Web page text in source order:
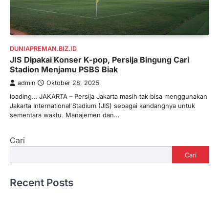
DUNIAPREMAN.BIZ.ID
JIS Dipakai Konser K-pop, Persija Bingung Cari
Stadion Menjamu PSBS Biak
admin Oktober 28, 2025
loading… JAKARTA – Persija Jakarta masih tak bisa menggunakan
Jakarta International Stadium (JIS) sebagai kandangnya untuk
sementara waktu. Manajemen dan…
Cari
Cari
Recent Posts